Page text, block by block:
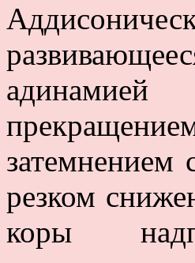
затемнением
резком
коры